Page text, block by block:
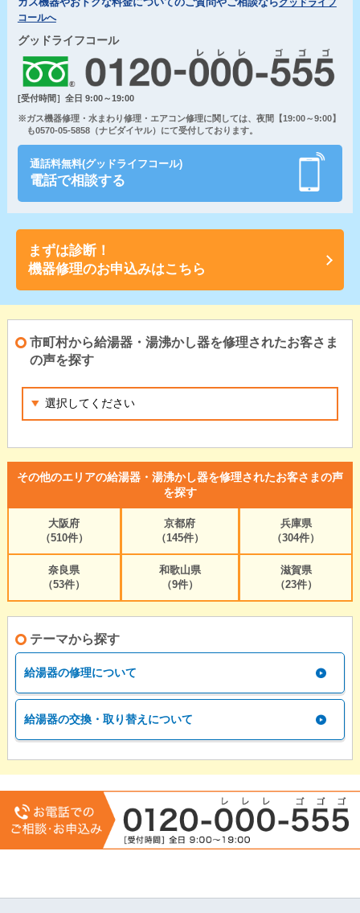
コールへ
グッドライフコール
[受付時間］全日 9:00～19:00
※ガス機器修理・水まわり修理・エアコン修理に関しては、夜間【19:00～9:00】
も0570-05-5858（ナビダイヤル）にて受付しております。
通話料無料(グッドライフコール)
電話で相談する
まずは診断！
機器修理のお申込みはこちら
市町村から給湯器・湯沸かし器を修理されたお客さま
の声を探す
その他のエリアの給湯器・湯沸かし器を修理されたお客さまの声
を探す
大阪府
（510件）
京都府
（145件）
兵庫県
（304件）
奈良県
（53件）
和歌山県
（9件）
滋賀県
（23件）
テーマから探す
給湯器の修理について
給湯器の交換・取り替えについて